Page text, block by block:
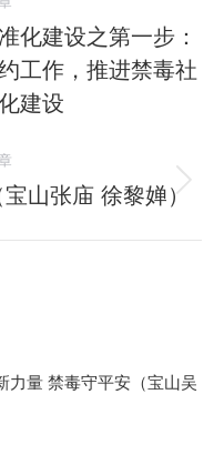
化建设之第一步：
工作，推进禁毒社
建设
山张庙 徐黎婵）
力量 禁毒守平安（宝山吴